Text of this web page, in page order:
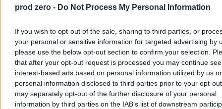
prod zero - Do Not Process My Personal Information
If you wish to opt-out of the sale, sharing to third parties, or
your personal or sensitive information for targeted advertising by
please use the below opt-out section to confirm your selection.
that after your opt-out request is processed you may continue
interest-based ads based on personal information utilized by us or
personal information disclosed to third parties prior to your opt-
may separately opt-out of the further disclosure of your personal
information by third parties on the IAB’s list of downstream
Może być taniej na stacjach. Jest nowa prognoza
cen paliw
W pierwszym tygodniu sierpnia spadły hurtowe ceny paliw.
Analitycy rynku przekonują, że możliwe są również obniżki na
stacjach – i to już w najbliższych dniach.